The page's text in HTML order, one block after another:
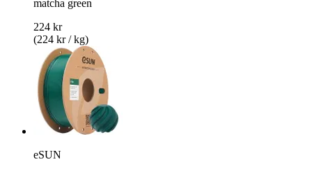
matcha green
224 kr
(224 kr / kg)
eSUN